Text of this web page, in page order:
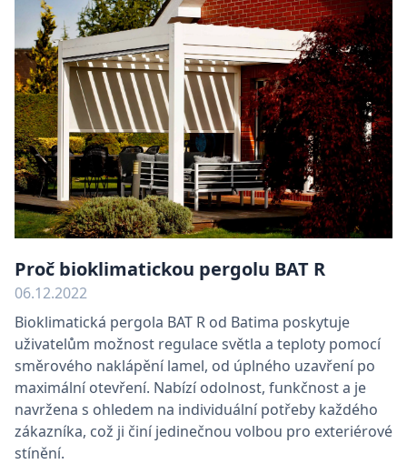
Proč bioklimatickou pergolu BAT R
06.12.2022
Bioklimatická pergola BAT R od Batima poskytuje
uživatelům možnost regulace světla a teploty pomocí
směrového naklápění lamel, od úplného uzavření po
maximální otevření. Nabízí odolnost, funkčnost a je
navržena s ohledem na individuální potřeby každého
zákazníka, což ji činí jedinečnou volbou pro exteriérové
stínění.